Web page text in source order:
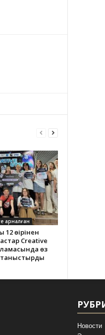
арналған
12 өңірінен
Creative
өз
Новости